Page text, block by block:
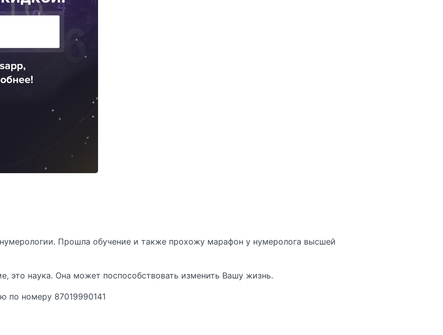
Прошла обучение и также прохожу марафон у нумеролога высшей
это наука. Она может поспособствовать изменить Вашу жизнь.
по номеру 87019990141